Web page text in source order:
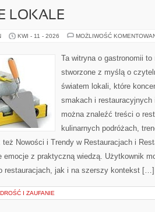
LOKALE
KWI - 11 - 2026 MOŻLIWOŚĆ
Ta witryna o gastronomii
stworzone z myślą o
światem lokali, które
smakach i restauracyjnych
można znaleźć treści o
kulinarnych podróżach,
Nowości i Trendy w Restauracjach i
emocje z praktyczną wiedzą. Użytkownik
restauracjach, jak i na szerszy kontekst […]
I ZAUFANIE